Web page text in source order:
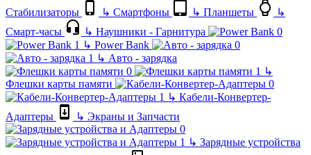
Стабилизаторы
↳ Смартфоны ↳ Планшеты
↳
Смарт-часы
↳ Наушники - Гарнитура
↳ Power Bank
↳ Авто - зарядка
↳
Флешки карты памяти
↳ Кабели-Конвертер-
Адаптеры
↳ Экраны и Запчасти
↳ Зарядные устройства